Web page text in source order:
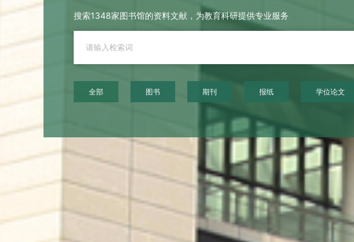
搜索1348家图书馆的资料文献，为教育科研提供专业服务
全部 图书 期刊 报纸 学位论文